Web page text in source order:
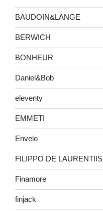
BAUDOIN&LANGE
BERWICH
BONHEUR
Daniel&Bob
eleventy
EMMETI
Envelo
FILIPPO DE LAURENTIIS
Finamore
finjack